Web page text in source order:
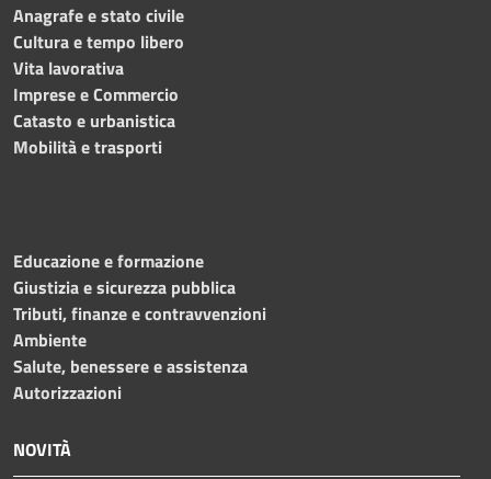
Anagrafe e stato civile
Cultura e tempo libero
Vita lavorativa
Imprese e Commercio
Catasto e urbanistica
Mobilità e trasporti
Educazione e formazione
Giustizia e sicurezza pubblica
Tributi, finanze e contravvenzioni
Ambiente
Salute, benessere e assistenza
Autorizzazioni
NOVITÀ